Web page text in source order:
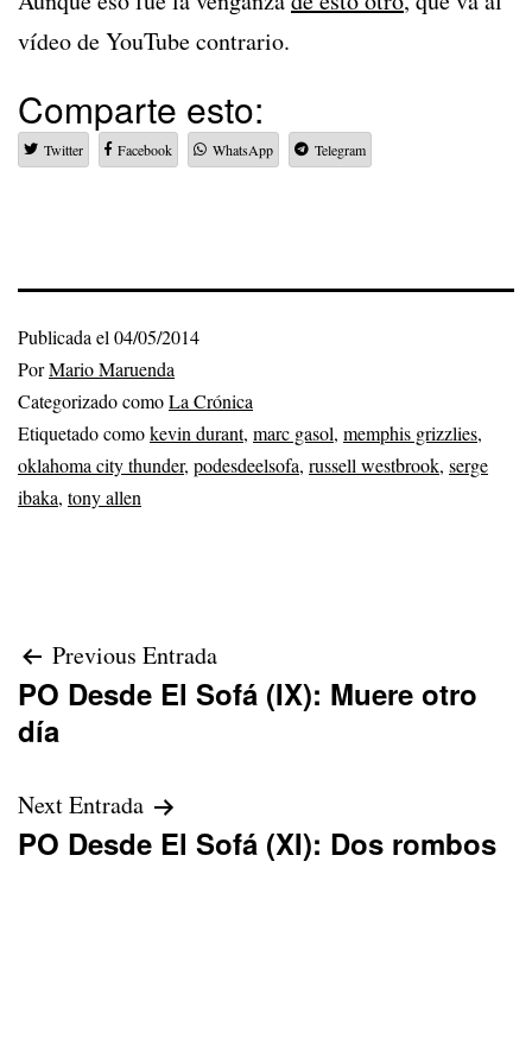
vídeo de YouTube contrario.
Comparte esto:
Twitter Facebook WhatsApp Telegram
Publicada el 04/05/2014
PorMario Maruenda
Categorizado comoLa Crónica
Etiquetado comokevin durant, marc gasol, memphis grizzlies,
oklahoma city thunder, podesdeelsofa, russell westbrook, serge
ibaka, tony allen
Navegación
de
Previous Entrada
PO Desde El Sofá (IX): Muere otro
día
Next Entrada
PO Desde El Sofá (XI): Dos rombos